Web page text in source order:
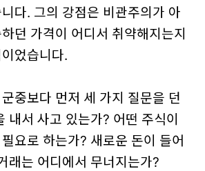
다. 그의 강점은 비관주의가 아
던 가격이 어디서 취약해지는지
었습니다.
중보다 먼저 세 가지 질문을 던
내서 사고 있는가? 어떤 주식이
요로 하는가? 새로운 돈이 들어
래는 어디에서 무너지는가?